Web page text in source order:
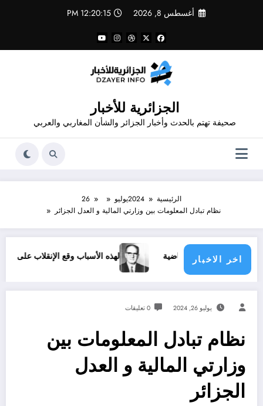
أغسطس 8, 2026 12:20:16 PM
الجزائرية للأخبار
صحيفة تهتم بالحدث وأخبار الجزائر والشأن المغاربي والعربي
الرئيسية 2024يوليو
26
نظام تبادل المعلومات بين وزارتي المالية و العدل الجزائر
اخر الاخبار
والفرق الرياضية لهذه الأسباب وقع الإنقلاب على مالك بن نبي
يوليو 26, 2024 0 تعليقات
نظام تبادل المعلومات بين
وزارتي المالية و العدل
الجزائر